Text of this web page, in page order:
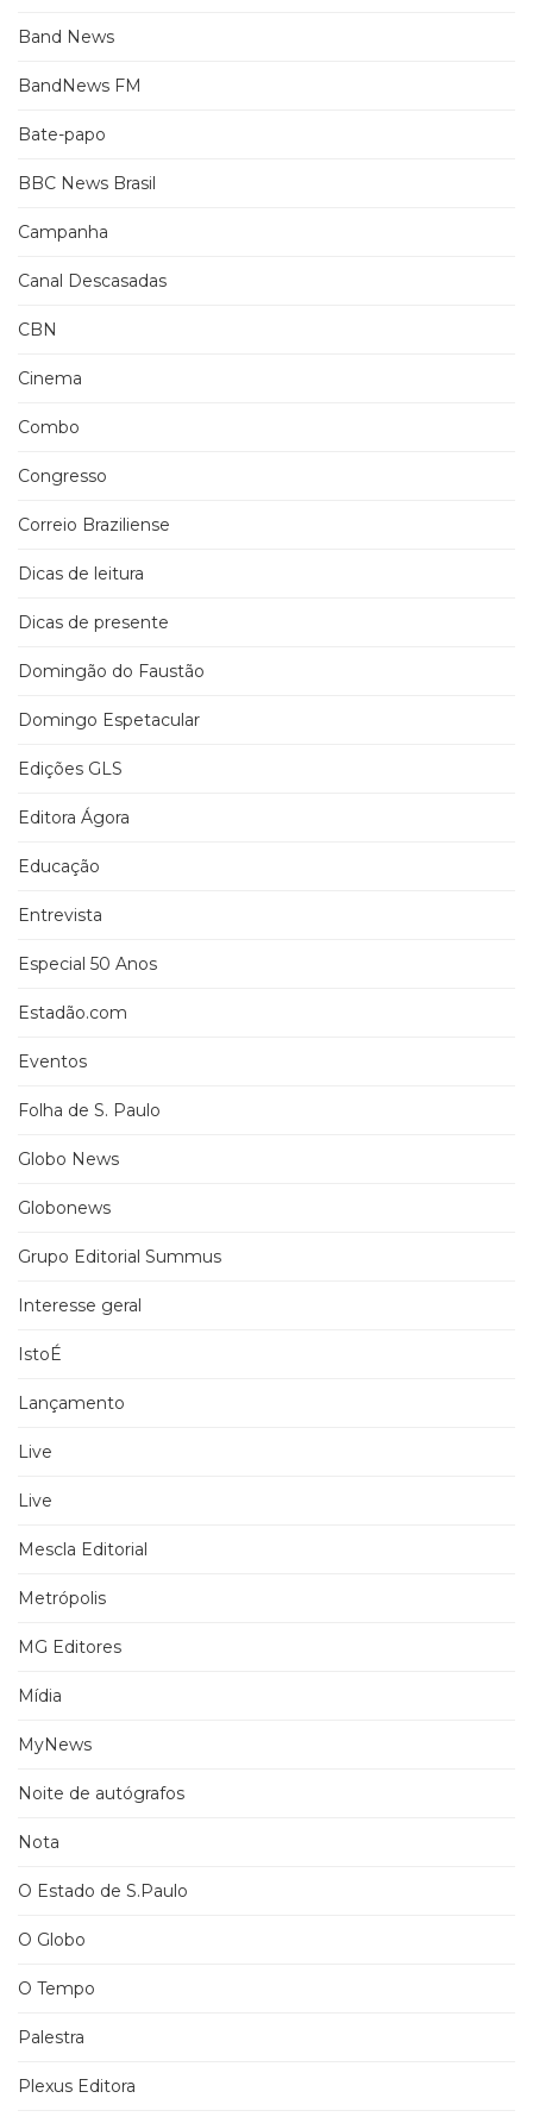
Band News
BandNews FM
Bate-papo
BBC News Brasil
Campanha
Canal Descasadas
CBN
Cinema
Combo
Congresso
Correio Braziliense
Dicas de leitura
Dicas de presente
Domingão do Faustão
Domingo Espetacular
Edições GLS
Editora Ágora
Educação
Entrevista
Especial 50 Anos
Estadão.com
Eventos
Folha de S. Paulo
Globo News
Globonews
Grupo Editorial Summus
Interesse geral
IstoÉ
Lançamento
Live
Live
Mescla Editorial
Metrópolis
MG Editores
Mídia
MyNews
Noite de autógrafos
Nota
O Estado de S.Paulo
O Globo
O Tempo
Palestra
Plexus Editora